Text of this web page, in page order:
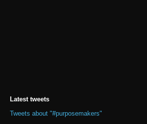
Latest tweets
Tweets about "#purposemakers"